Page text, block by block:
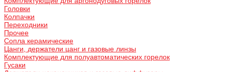
Головки
Колпачки
Переходники
Прочее
Сопла керамические
Цанги, держатели цанг и газовые линзы
Комплектующие для полуавтоматических горелок
Гусаки